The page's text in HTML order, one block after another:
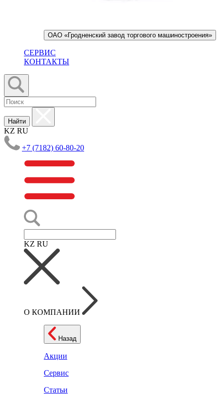
ОАО «Гродненский завод торгового машиностроения»
СЕРВИС
КОНТАКТЫ
Найти
KZ RU
+7 (7182) 60-80-20
KZ RU
О КОМПАНИИ
Назад
Акции
Сервис
Статьи